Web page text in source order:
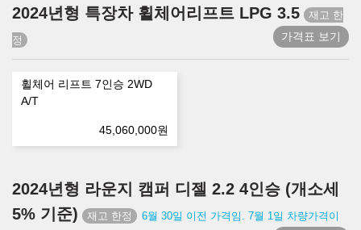
2024년형 특장차 휠체어리프트 LPG 3.5
가격표 보기
휠체어 리프트 7인승 2WD
A/T
45,060,000원
2024년형 라운지 캠퍼 디젤 2.2 4인승 (개소세
5% 기준)
6월 30일 이전 가격임. 7월 1일 차량가격이